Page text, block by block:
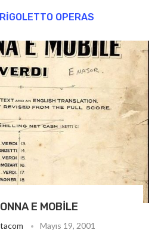
RIGOLETTO OPERAS
E MOBILE
Mayıs 19, 2001